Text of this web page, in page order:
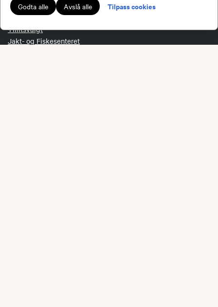
Godta alle Avslå alle Tilpass cookies
Om oss
Organisasjonen
Tillitsvalgt
Jakt- og Fiskesenteret